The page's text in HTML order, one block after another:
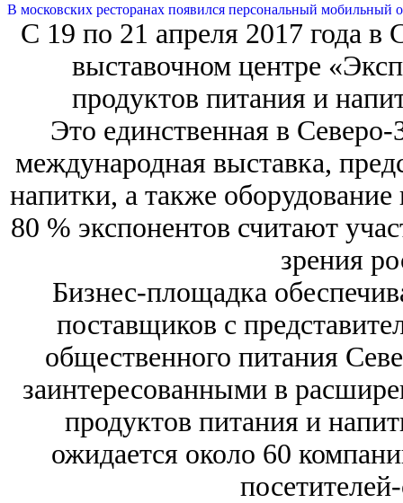
В московских ресторанах появился персональный мобильный
C 19 по 21 апреля 2017 года в
выставочном центре
продуктов питания и
Это единственная в
международная выставка,
напитки, а также
80 % экспонентов считают
зрения
Бизнес-площадка
поставщиков с
общественного питания
заинтересованными в
продуктов питания и
ожидается около 60